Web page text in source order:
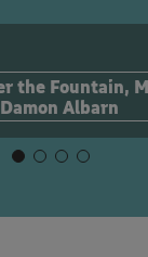
the Fountain,
Albarn